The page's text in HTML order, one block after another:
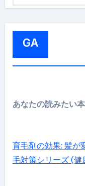
GA
あなたの読みたい
育毛剤の効果: 髪が
毛対策シリーズ (健